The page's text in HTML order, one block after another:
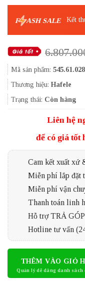
F ASH SALE Kết
Mã sản phẩm: 545.61.028
Thương hiệu: Hafele
Trạng thái: Còn hàng
Liên hệ
để có giá tốt
Cam kết xuất xứ
Miễn phí lắp đặt
Miễn phí vận
Thanh toán linh
Hỗ trợ TRẢ GÓP
Hotline tư vấn
THÊM VÀO GIỎ